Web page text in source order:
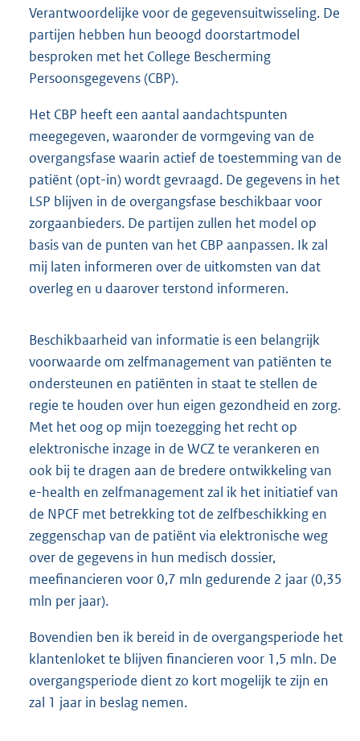
Verantwoordelijke voor de gegevensuitwisseling. De
partijen hebben hun beoogd doorstartmodel
besproken met het College Bescherming
Persoonsgegevens (CBP).
Het CBP heeft een aantal aandachtspunten
meegegeven, waaronder de vormgeving van de
overgangsfase waarin actief de toestemming van de
patiënt (opt-in) wordt gevraagd. De gegevens in het
LSP blijven in de overgangsfase beschikbaar voor
zorgaanbieders. De partijen zullen het model op
basis van de punten van het CBP aanpassen. Ik zal
mij laten informeren over de uitkomsten van dat
overleg en u daarover terstond informeren.
Beschikbaarheid van informatie is een belangrijk
voorwaarde om zelfmanagement van patiënten te
ondersteunen en patiënten in staat te stellen de
regie te houden over hun eigen gezondheid en zorg.
Met het oog op mijn toezegging het recht op
elektronische inzage in de WCZ te verankeren en
ook bij te dragen aan de bredere ontwikkeling van
e-health en zelfmanagement zal ik het initiatief van
de NPCF met betrekking tot de zelfbeschikking en
zeggenschap van de patiënt via elektronische weg
over de gegevens in hun medisch dossier,
meefinancieren voor 0,7 mln gedurende 2 jaar (0,35
mln per jaar).
Bovendien ben ik bereid in de overgangsperiode het
klantenloket te blijven financieren voor 1,5 mln. De
overgangsperiode dient zo kort mogelijk te zijn en
zal 1 jaar in beslag nemen.